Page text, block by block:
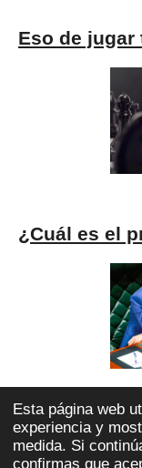
Esta página web
experiencia y
medida. Si
confirmas que
Eso de
¿Cuál es el
Sobre el